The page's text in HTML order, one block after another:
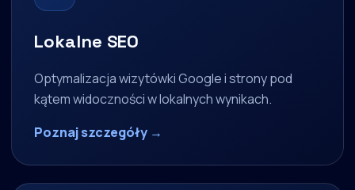
Lokalne SEO
Optymalizacja wizytówki Google i strony pod
kątem widoczności w lokalnych wynikach.
Poznaj szczegóły →